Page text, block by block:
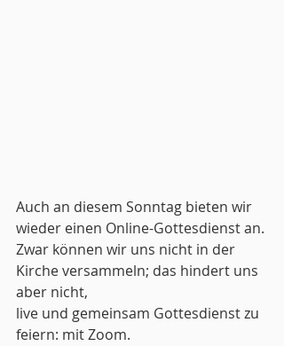
Auch an diesem Sonntag bieten wir
wieder einen Online-Gottesdienst an.
Zwar können wir uns nicht in der
Kirche versammeln; das hindert uns
aber nicht,
live und gemeinsam Gottesdienst zu
feiern: mit Zoom.